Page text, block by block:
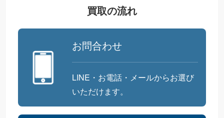
買取の流れ
お問合わせ
LINE・お電話・メールからお選び
いただけます。